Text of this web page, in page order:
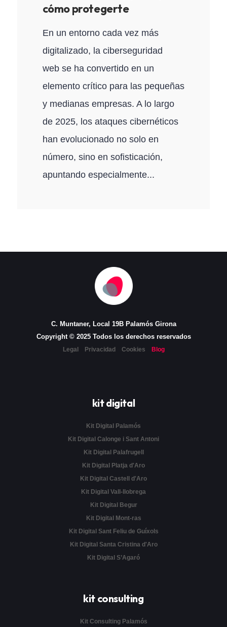
cómo protegerte
En un entorno cada vez más
digitalizado, la ciberseguridad
web se ha convertido en un
elemento crítico para las pequeñas
y medianas empresas. A lo largo
de 2025, los ataques cibernéticos
han evolucionado no solo en
número, sino en sofisticación,
apuntando especialmente...
C. Muntaner, Local 19B Palamós Girona
Copyright © 2025 Todos los derechos reservados
Legal Privacidad Cookies Blog
kit digital
Kit Digital Palamós
Kit Digital Calonge i Sant Antoni
Kit Digital Palafrugell
Kit Digital Platja d'Aro
Kit Digital Castell d'Aro
Kit Digital Vall-llobrega
Kit Digital Begur
Kit Digital Mont-ras
Kit Digital Sant Feliu de Guíxols
Kit Digital Santa Cristina d'Aro
Kit Digital S’Agaró
kit consulting
Kit Consulting Palamós